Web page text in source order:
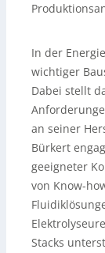
In der
wichtiger
Dabei stellt
an seiner
Bürkert
geeigneter
von Know-
Stacks